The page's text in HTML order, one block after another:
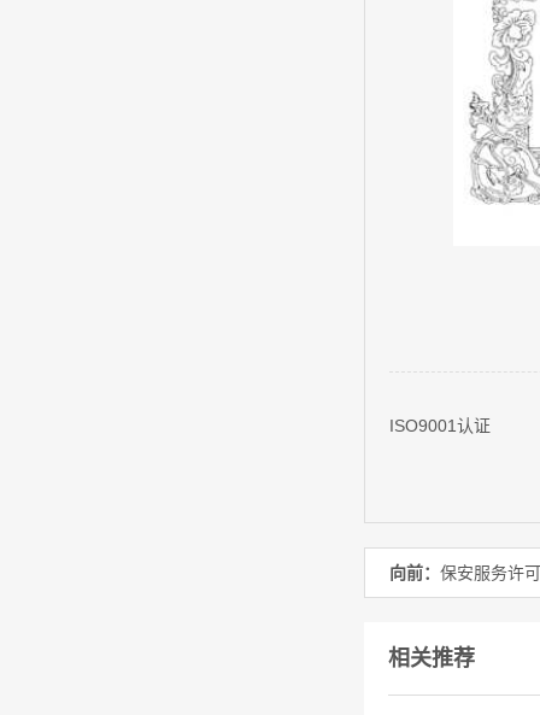
ISO9001认证
向前： 保安服务许
相关推荐